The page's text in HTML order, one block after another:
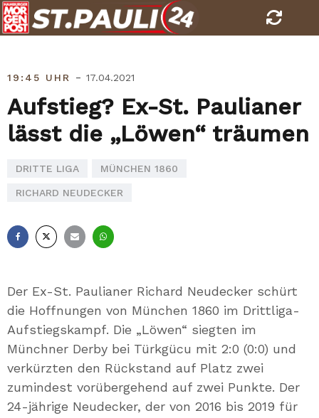
Skip
to
19:45 UHR - 17.04.2021
Aufstieg? Ex-St. Paulianer
lässt die „Löwen“ träumen
DRITTE LIGA MÜNCHEN 1860
RICHARD NEUDECKER
Der Ex-St. Paulianer Richard Neudecker schürt
die Hoffnungen von München 1860 im Drittliga-
Aufstiegskampf. Die „Löwen“ siegten im
Münchner Derby bei Türkgücu mit 2:0 (0:0) und
verkürzten den Rückstand auf Platz zwei
zumindest vorübergehend auf zwei Punkte. Der
24-jährige Neudecker, der von 2016 bis 2019 für